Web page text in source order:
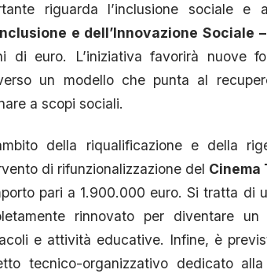
riguarda l’inclusione sociale e
e dell’Innovazione Sociale
di euro. L’iniziativa favorirà nuove
un modello che punta al
a scopi sociali.
della riqualificazione e della
di rifunzionalizzazione del Cinema
pari a 1.900.000 euro. Si tratta di
rinnovato per diventare
e attività educative. Infine, è
tecnico-organizzativo dedicato